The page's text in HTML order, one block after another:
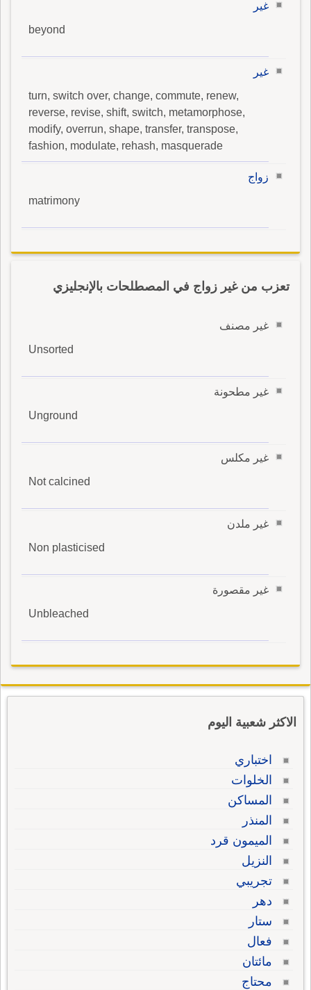
غير
beyond
غير
turn, switch over, change, commute, renew,
reverse, revise, shift, switch, metamorphose,
modify, overrun, shape, transfer, transpose,
fashion, modulate, rehash, masquerade
زواج
matrimony
تعزب من غير زواج في المصطلحات بالإنجليزي
غير مصنف
Unsorted
غير مطحونة
Unground
غير مكلس
Not calcined
غير ملدن
Non plasticised
غير مقصورة
Unbleached
الاكثر شعبية اليوم
اختباري
الخلوات
المساكن
المنذر
الميمون قرد
النزيل
تجريبي
دهر
ستار
فعال
مائتان
محتاج